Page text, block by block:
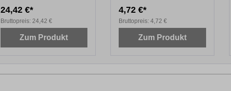
24,42 €*
Bruttopreis: 24,42 €
Zum Produkt
4,72 €*
Bruttopreis: 4,72 €
Zum Produkt